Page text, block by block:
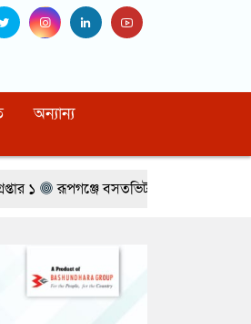
অন্যান্য
বালু ফেলার প্রতিবাদে থানার